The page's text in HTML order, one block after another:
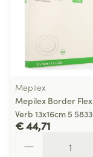
Mepilex
Mepilex Border
Verb 13x16cm 5
€ 44,71